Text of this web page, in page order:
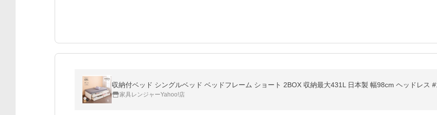
収納付ベッド シングルベッド ベッドフレーム ショート 2BOX 収納最大431L 日本製 幅98cm ヘッドレス
家具レンジャーYahoo!店